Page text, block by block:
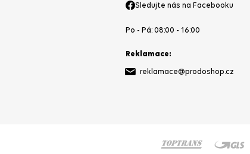
Sledujte nás na Facebooku
Po - Pá: 08:00 - 16:00
Reklamace:
reklamace@prodoshop.cz